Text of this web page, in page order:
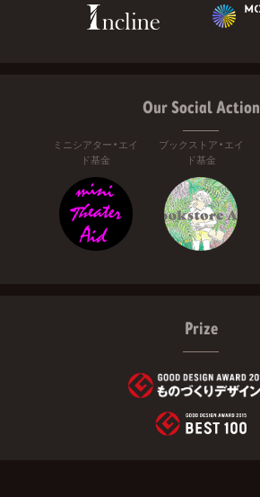
Our Social Action
ミニシアター・エイ
ド基金
ブックストア・エイ
ド基金
Prize